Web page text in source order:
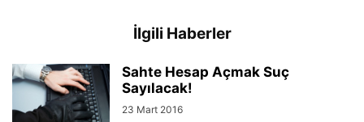
İlgili Haberler
Sahte Hesap Açmak Suç
Sayılacak!
23 Mart 2016